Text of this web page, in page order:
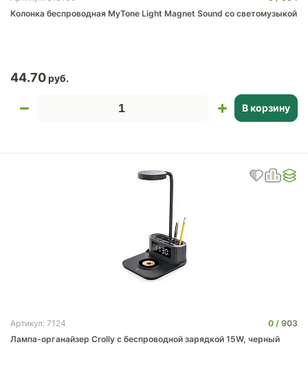
Колонка беспроводная MyTone Light Magnet Sound со светомузыкой
44.70
В корзину
Артикул: 7124 0
903
Лампа-органайзер Crolly c беспроводной зарядкой 15W, черный